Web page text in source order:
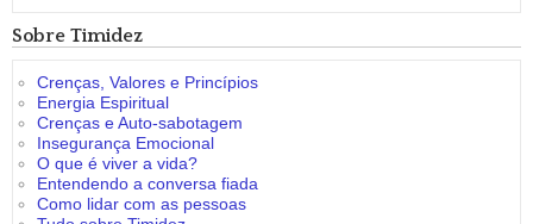
Sobre Timidez
Crenças, Valores e Princípios
Energia Espiritual
Crenças e Auto-sabotagem
Insegurança Emocional
O que é viver a vida?
Entendendo a conversa fiada
Como lidar com as pessoas